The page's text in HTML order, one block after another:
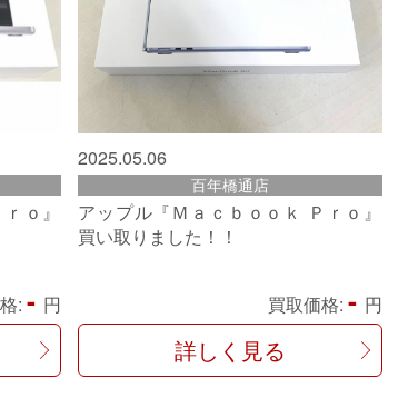
ｏ』
:- 円
2025.05.06
百年橋通店
アップル『Ｍａｃｂｏｏｋ Ｐｒｏ』
買い取りました！！
買取価格: - 円
詳しく見る